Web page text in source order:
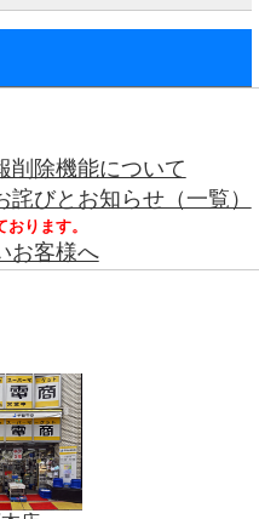
除機能について
びとお知らせ（一覧）
ります。
お客様へ